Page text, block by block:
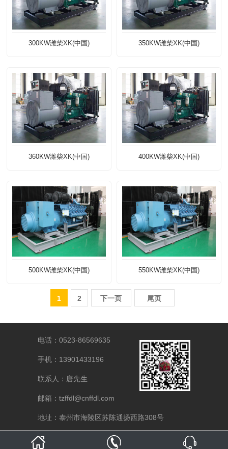
300KW潍柴XK(中国) 350KW潍柴XK(中国)
360KW潍柴XK(中国) 400KW潍柴XK(中国)
500KW潍柴XK(中国) 550KW潍柴XK(中国)
1 2 下一页 尾页
电话：0523-86569635
手机：13901433196
联系人：唐先生
邮箱：tzffdl@cnffdl.com
地址：泰州市海陵区苏陈通扬西路308号